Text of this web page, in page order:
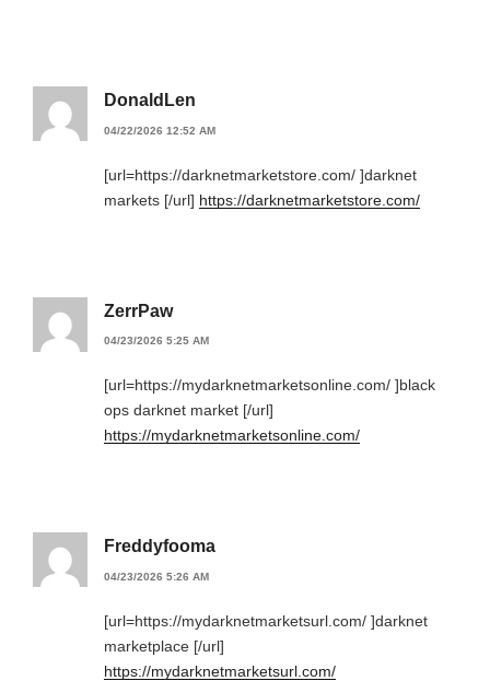
DonaldLen
04/22/2026 12:52 AM
[url=https://darknetmarketstore.com/ ]darknet
markets [/url] https://darknetmarketstore.com/
ZerrPaw
04/23/2026 5:25 AM
[url=https://mydarknetmarketsonline.com/ ]black
ops darknet market [/url]
https://mydarknetmarketsonline.com/
Freddyfooma
04/23/2026 5:26 AM
[url=https://mydarknetmarketsurl.com/ ]darknet
marketplace [/url]
https://mydarknetmarketsurl.com/